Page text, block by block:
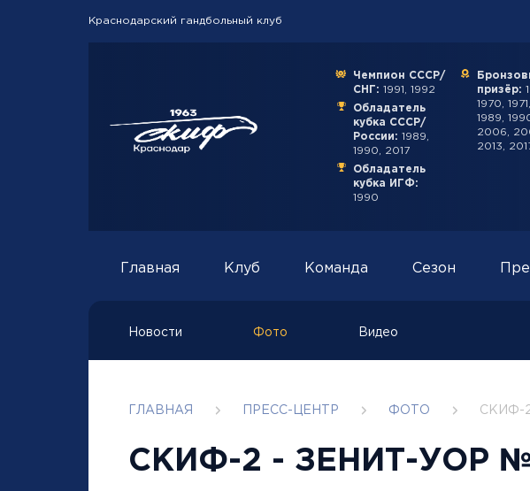
Краснодарский гандбольный клуб
Чемпион СССР/
СНГ: 1991, 1992
Обладатель
кубка СССР/
России: 1989,
1990, 2017
Обладатель
кубка ИГФ:
1990
призёр:
1970,
1989,
2006,
2013,
Главная Клуб Команда Сезон
Новости Фото Видео
ГЛАВНАЯ ПРЕСС-ЦЕНТР ФОТО CКИФ-
CКИФ-2 - ЗЕНИТ-УОР